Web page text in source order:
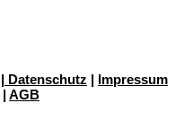
| Datenschutz | Impressum
| AGB